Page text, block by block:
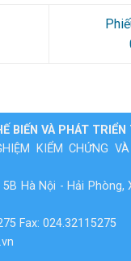
BIẾN VÀ PHÁT TRIỂN
KIỂM CHỨNG
Hà Nội - Hải Phòng,
Fax: 024.32115275